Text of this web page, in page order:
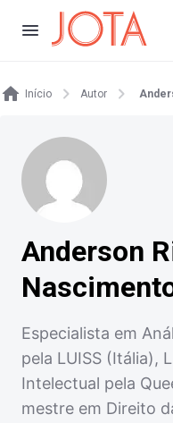
Início Autor
Anderson
Especialista em
pela LUISS (Itália),
Intelectual pela
mestre em Direito